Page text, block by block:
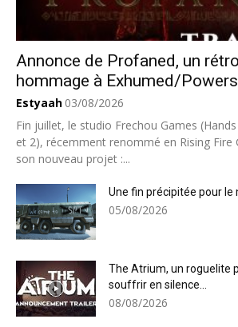
Annonce de Profaned, un
hommage à Exhumed/
Estyaah 03/08/2026
Fin juillet, le studio Frechou Games
et 2), récemment renommé en Rising Fire
son nouveau projet :...
Une fin précipitée pour le
05/08/2026
The Atrium, un roguelite
souffrir en silence...
08/08/2026